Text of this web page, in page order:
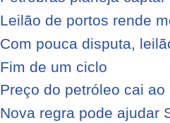
Leilão de portos rende
Com pouca disputa,
Fim de um ciclo
Preço do petróleo cai
Nova regra pode ajudar